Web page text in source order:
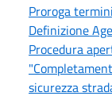
Proroga
Definizione
Procedura
sicurezza